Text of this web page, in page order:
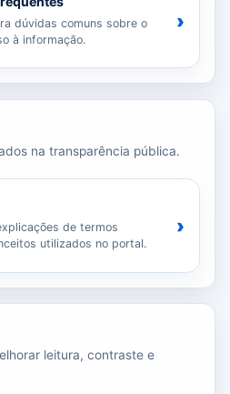
dúvidas comuns sobre o
à informação.
›
na transparência pública.
de termos
utilizados no portal.
›
leitura, contraste e